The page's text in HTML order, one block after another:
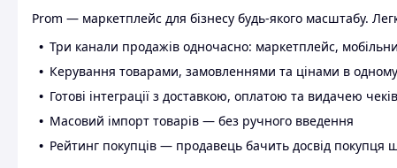
Prom — маркетплейс для бізнесу будь-якого масштабу.
Три канали продажів одночасно: маркетплейс,
Керування товарами, замовленнями та цінами в одному
Готові інтеграції з доставкою, оплатою та видачею чеків
Масовий імпорт товарів — без ручного введення
Рейтинг покупців — продавець бачить досвід покупця